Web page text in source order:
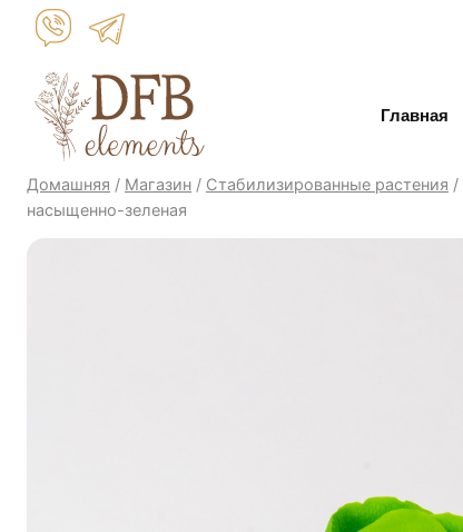
Перейти
контенту
Главная
Домашняя / Магазин / Стабилизированные растения /
насыщенно-зеленая